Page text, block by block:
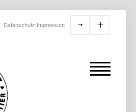
Datenschutz Impressum